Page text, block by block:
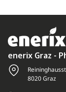
enerix Graz -
8020 Graz